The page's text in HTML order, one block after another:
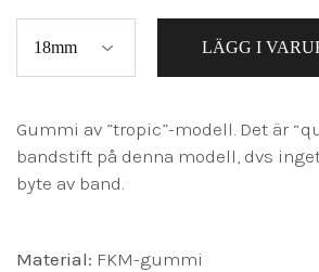
LÄGG I
Gummi av ”tropic”-modell. Det är
bandstift på denna modell, dvs
byte av band.
Material: FKM-gummi